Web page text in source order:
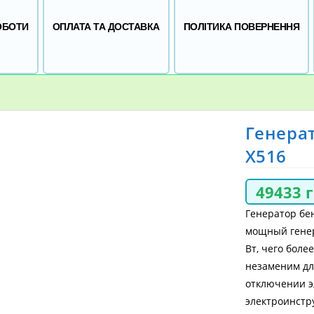
ОПЛАТА ТА ДОСТАВКА ПОЛІТИКА ПОВЕРНЕННЯ
X516
49433
Генератор
мощный
Вт, чего
незаменим
отключении